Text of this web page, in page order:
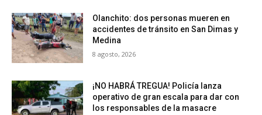
Olanchito: dos personas mueren en
accidentes de tránsito en San Dimas y
Medina
8 agosto, 2026
¡NO HABRÁ TREGUA! Policía lanza
operativo de gran escala para dar con
los responsables de la masacre